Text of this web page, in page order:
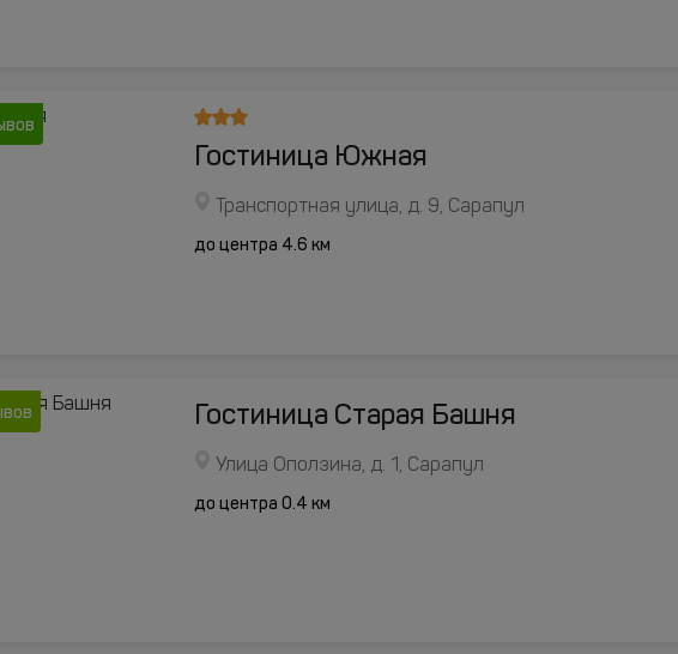
Гостиница Южная
Транспортная улица, д. 9, Сарапул
до центра 4.6 км
Гостиница Старая Башня
Улица Оползина, д. 1, Сарапул
до центра 0.4 км